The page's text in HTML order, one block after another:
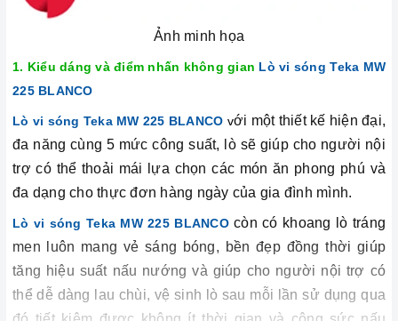
Ảnh minh họa
1. Kiểu dáng và điểm nhấn không gian Lò vi sóng Teka MW
225 BLANCO
Lò vi sóng Teka MW 225 BLANCO với một thiết kế hiện đại,
đa năng cùng 5 mức công suất, lò sẽ giúp cho người nội
trợ có thể thoải mái lựa chọn các món ăn phong phú và
đa dạng cho thực đơn hàng ngày của gia đình mình.
Lò vi sóng Teka MW 225 BLANCO còn có khoang lò tráng
men luôn mang vẻ sáng bóng, bền đẹp đồng thời giúp
tăng hiệu suất nấu nướng và giúp cho người nội trợ có
thể dễ dàng lau chùi, vệ sinh lò sau mỗi lần sử dụng qua